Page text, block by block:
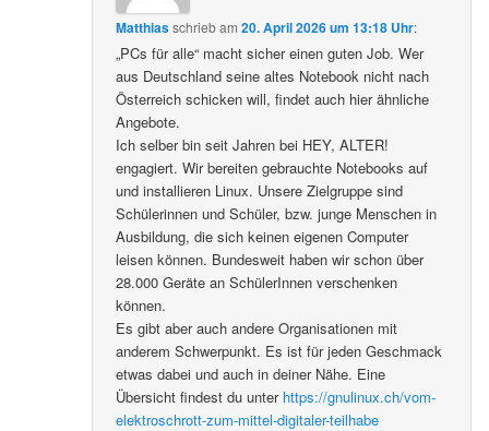
Matthiasschriebam20. April 2026 um 13:18 Uhr:
„PCs für alle“ macht sicher einen guten Job. Wer
aus Deutschland seine altes Notebook nicht nach
Österreich schicken will, findet auch hier ähnliche
Angebote.
Ich selber bin seit Jahren bei HEY, ALTER!
engagiert. Wir bereiten gebrauchte Notebooks auf
und installieren Linux. Unsere Zielgruppe sind
Schülerinnen und Schüler, bzw. junge Menschen in
Ausbildung, die sich keinen eigenen Computer
leisen können. Bundesweit haben wir schon über
28.000 Geräte an SchülerInnen verschenken
können.
Es gibt aber auch andere Organisationen mit
anderem Schwerpunkt. Es ist für jeden Geschmack
etwas dabei und auch in deiner Nähe. Eine
Übersicht findest du unter https://gnulinux.ch/vom-
elektroschrott-zum-mittel-digitaler-teilhabe